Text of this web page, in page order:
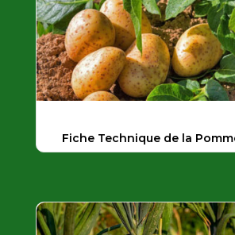
Fiche Technique de la